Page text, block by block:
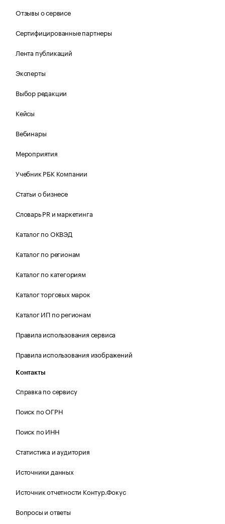
Отзывы о сервисе
Сертифицированные партнеры
Лента публикаций
Эксперты
Выбор редакции
Кейсы
Вебинары
Мероприятия
Учебник РБК Компании
Статьи о бизнесе
Словарь PR и маркетинга
Каталог по ОКВЭД
Каталог по регионам
Каталог по категориям
Каталог торговых марок
Каталог ИП по регионам
Правила использования сервиса
Правила использования изображений
Контакты
Справка по сервису
Поиск по ОГРН
Поиск по ИНН
Статистика и аудитория
Источники данных
Источник отчетности Контур.Фокус
Вопросы и ответы